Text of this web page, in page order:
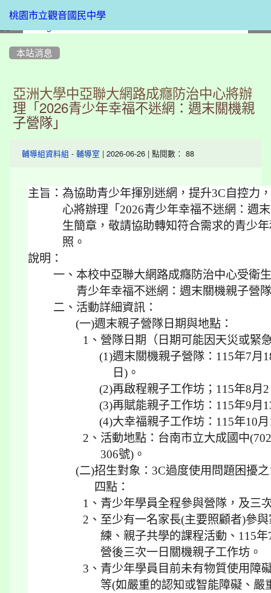
桃園市立觀音國民中學
本站消息
亞洲大學中亞聯大網路成癮防治中心將辦
理「2026青少年幸福不迷網：週末關機親
子營隊」
輔導組資料組 - 輔導室 | 2026-06-26 | 點閱數： 88
主旨： 為協助青少年揮別迷網，提升3C自控力
心將辦理「2026青少年幸福不迷網：週
生簡章，敬請協助轉知符合需求的青少
照。
說明：
一、 本校中亞聯大網路成癮防治中心受衛
青少年幸福不迷網：週末關機親子營
二、 活動詳細資訊：
(一)週末親子營隊日期與地點：
1、 營隊日期（日期可能因天災或緊
(1)週末關機親子營隊：115年7月
日)。
(2)再啟程親子工作坊；115年8月
(3)再賦能親子工作坊：115年9月
(4)大幸福親子工作坊：115年10
2、 活動地點：台南市立大成國中
306號)。
(二)招生對象：3C過度使用問題困擾
四點：
1、 青少年學員全程參與營隊，及三
2、 至少有一名家長(主要照顧者)參
練、親子共學的課程活動、115
營後三次一日關機親子工作坊。
3、 青少年學員目前未有物質使用障
等(如嚴重的認知或智能障礙、嚴